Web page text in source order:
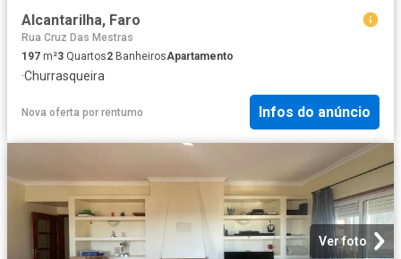
Alcantarilha, Faro
Rua Cruz Das Mestras
197 m²3 Quartos2 BanheirosApartamento
·Churrasqueira
Nova oferta por rentumo Infos do anúncio
Ver foto